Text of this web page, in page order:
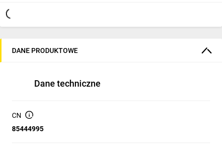
DANE PRODUKTOWE
Dane techniczne
CN
85444995